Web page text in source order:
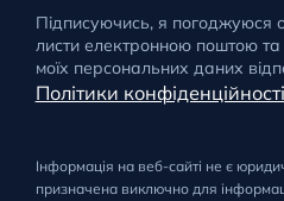
Підписуючись, я погоджуюся
листи електронною поштою
моїх персональних даних
Політики конфіденційності
Інформація на веб-сайті не є
призначена виключно для